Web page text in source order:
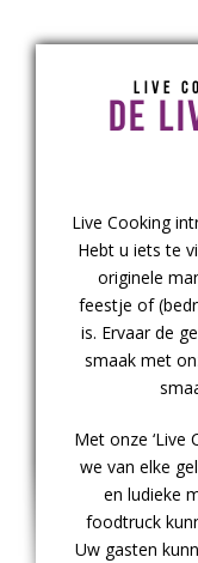
LIVE
DE
Live Cooking
Hebt u iets te
originele
feestje of
is. Ervaar de
smaak met
Met onze ‘Live
we van elke
en ludieke
foodtruck
Uw gasten